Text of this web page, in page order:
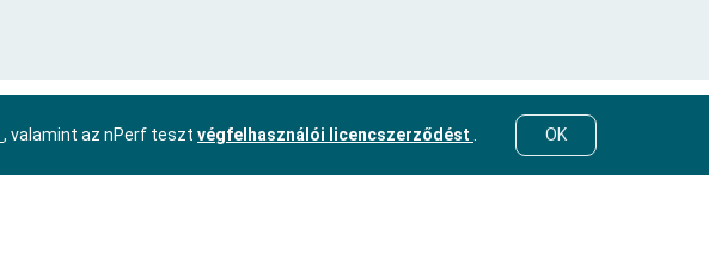
, valamint az nPerf teszt végfelhasználói licencszerződést OK